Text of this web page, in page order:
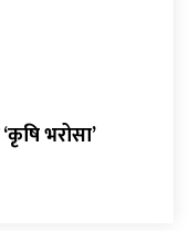
भरोसा’